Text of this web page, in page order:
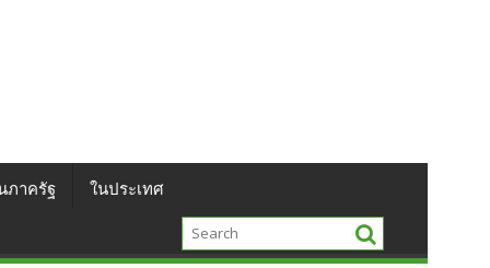
ภาครัฐ ในประเทศ